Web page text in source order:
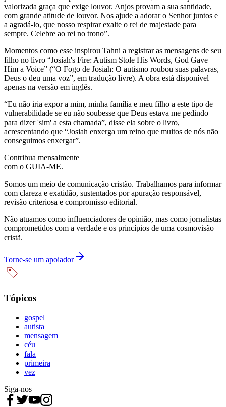
valorizada graça que exige louvor. Anjos provam a sua santidade,
com grande atitude de louvor. Nos ajude a adorar o Senhor juntos e
a agradá-lo, que nosso respirar exalte o rei de majestade para
sempre. Celebre ao rei no trono”.
Momentos como esse inspirou Tahni a registrar as mensagens de seu
filho no livro “Josiah's Fire: Autism Stole His Words, God Gave
Him a Voice” (“O Fogo de Josiah: O autismo roubou suas palavras,
Deus o deu uma voz”, em tradução livre). A obra está disponível
apenas na versão em inglês.
“Eu não iria expor a mim, minha família e meu filho a este tipo de
vulnerabilidade se eu não soubesse que Deus estava me pedindo
para dizer 'sim' a esta chamada”, disse ela sobre o livro,
acrescentando que “Josiah enxerga um reino que muitos de nós não
conseguimos enxergar”.
Contribua mensalmente
com o GUIA-ME.
Somos um meio de comunicação cristão. Trabalhamos para informar
com clareza e exatidão, sustentados por apuração responsável,
revisão criteriosa e compromisso editorial.
Não atuamos como influenciadores de opinião, mas como jornalistas
comprometidos com a verdade e os princípios de uma cosmovisão
cristã.
Torne-se um apoiador
Tópicos
gospel
autista
mensagem
céu
fala
primeira
vez
Siga-nos